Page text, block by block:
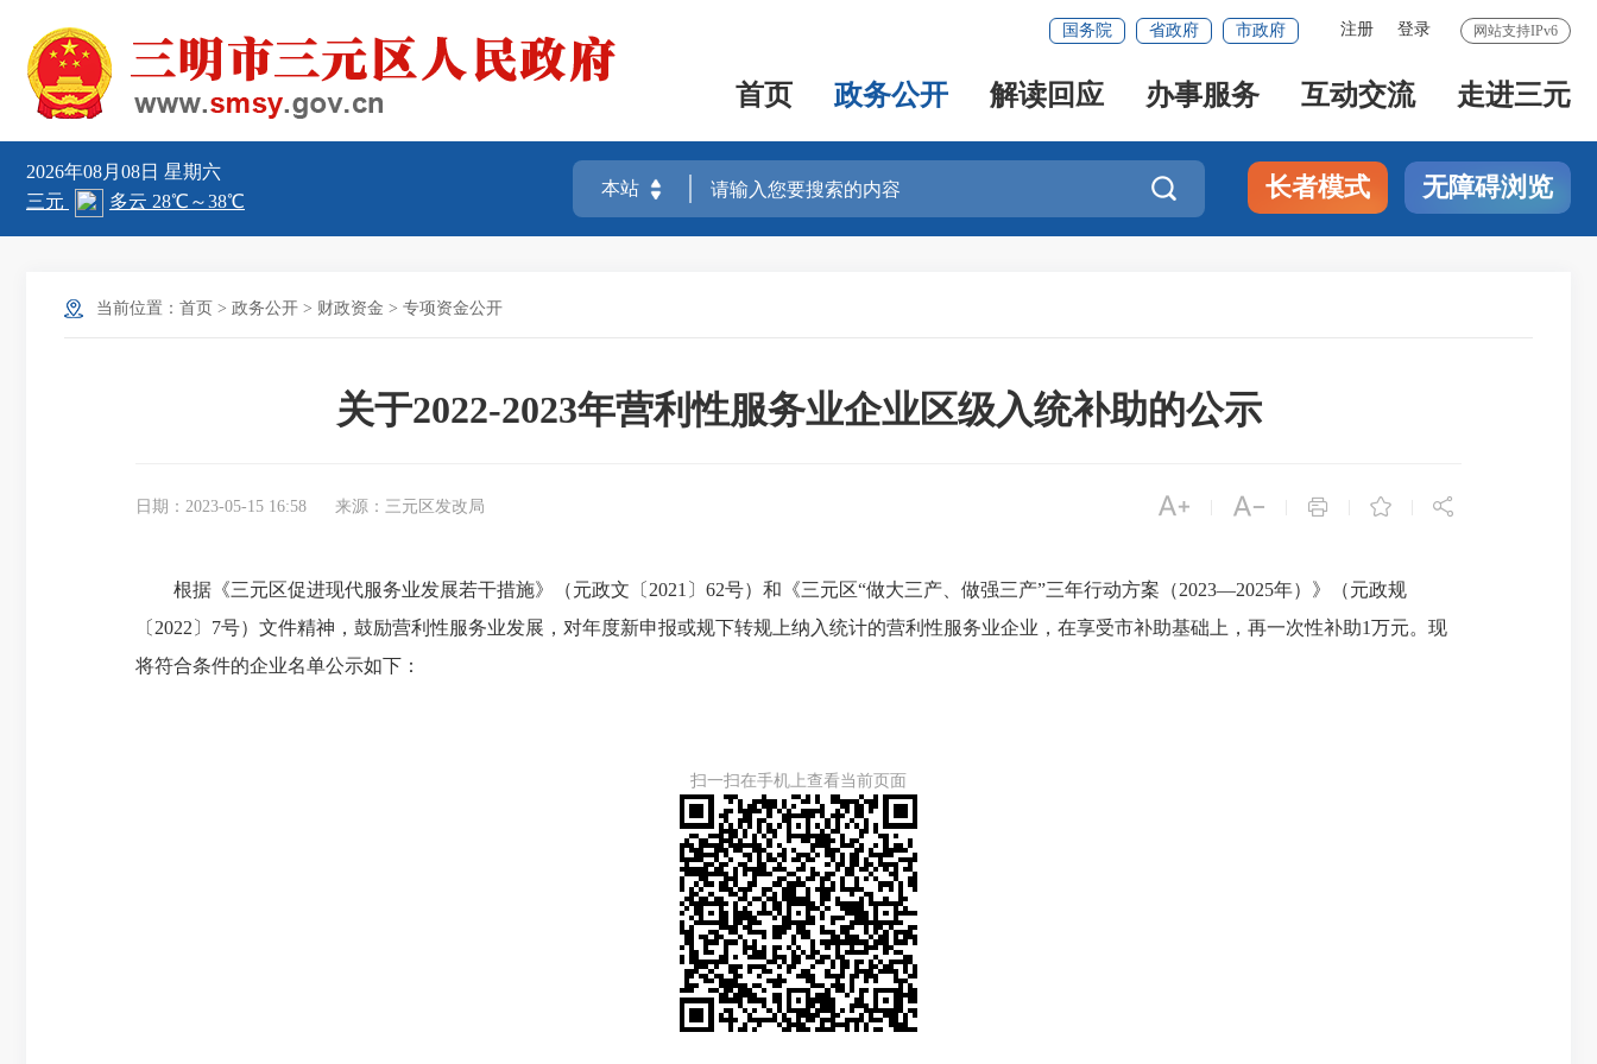
网站支持IPv6
注册 登录
国务院 省政府 市政府
首页 政务公开 解读回应 办事服务 互动交流 走进三元
2026年08月08日 星期六
 长者模式 无障碍浏览
当前位置： 首页 > 政务公开 > 财政资金 > 专项资金公开
关于2022-2023年营利性服务业企业区级入统补助的公示
日期：2023-05-15 16:58 来源：三元区发改局     
根据《三元区促进现代服务业发展若干措施》（元政文〔2021〕62号）和《三元区“做大三产、做强三产”三年行动方案（2023—2025年）》（元政规
〔2022〕7号）文件精神，鼓励营利性服务业发展，对年度新申报或规下转规上纳入统计的营利性服务业企业，在享受市补助基础上，再一次性补助1万元。现
将符合条件的企业名单公示如下：
扫一扫在手机上查看当前页面